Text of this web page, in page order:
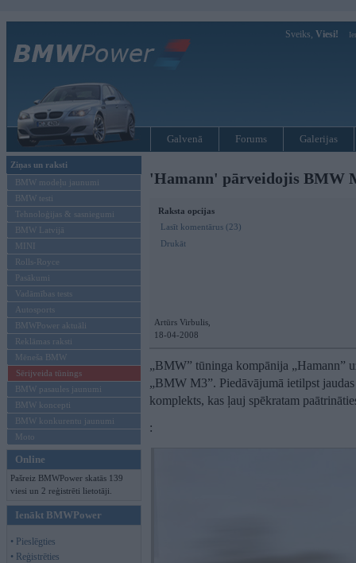
Sveiks, Viesi!
Galvenā Forums Galerijas
Ziņas un raksti
BMW modeļu jaunumi
BMW testi
Tehnoloģijas & sasniegumi
BMW Latvijā
MINI
Rolls-Royce
Pasākumi
Vadāmības tests
Autosports
BMWPower aktuāli
Reklāmas raksti
Mēneša BMW
Sērijveida tūnings
BMW pasaules jaunumi
BMW koncepti
BMW konkurentu jaunumi
Moto
Online
Pašreiz BMWPower skatās 139
viesi un 2 reģistrēti lietotāji.
Ienākt BMWPower
• Pieslēgties
• Reģistrēties
'Hamann' pārveidojis BMW
Raksta opcijas
Lasīt komentārus (23)
Drukāt
Artūrs Virbulis,
18-04-2008
„BMW” tūninga kompānija „Hamann”
„BMW M3”. Piedāvājumā ietilpst
komplekts, kas ļauj spēkratam
: